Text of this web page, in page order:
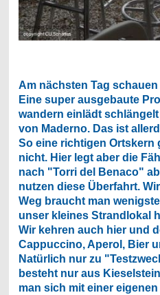
Am nächsten Tag
Eine super ausgebaute
wandern einlädt
von Maderno. Das ist
So eine richtigen Ortskern
nicht. Hier legt aber die
nach "Torri del Benaco"
nutzen diese Überfahrt.
Weg braucht man
unser kleines Strandlokal
Wir kehren auch hier und
Cappuccino, Aperol, Bier
Natürlich nur zu
besteht nur aus
man sich mit einer